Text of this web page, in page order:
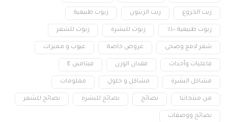
زيت الخروع زيت الزيتون زيوت طبيعية
زيوت طبيعية ١٠٠٪ زيوت للبشرة زيوت للشعر
شعر لامع وصحى عروض خاصة عيوب و مميزات
فاعليات وأحداث فقدان الوزن فيتامين E
مشاكل البشرة مشاكل و حلول معلومات
من منتجاتنا نصائح نصائح للبشرة نصائح للشعر
نصائح ووصفات